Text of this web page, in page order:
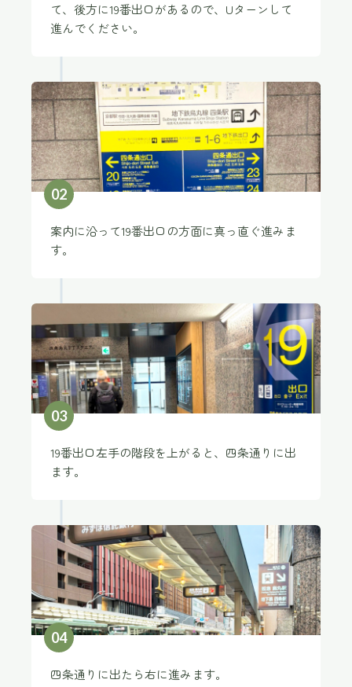
て、後方に19番出口があるので、Uターンして
進んでください。
02
案内に沿って19番出口の方面に真っ直ぐ進みま
す。
03
19番出口左手の階段を上がると、四条通りに出
ます。
04
四条通りに出たら右に進みます。